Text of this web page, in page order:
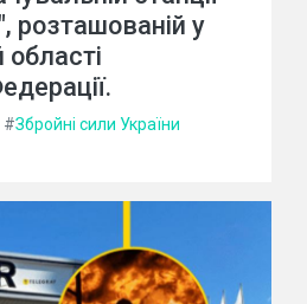
розташованій у
#Збройні сили України